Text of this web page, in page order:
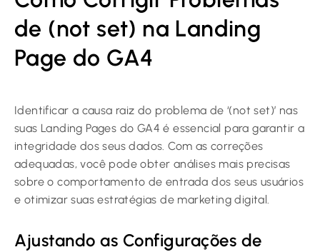
de (not set) na Landing
Page do GA4
Identificar a causa raiz do problema de ‘(not set)’ nas
suas Landing Pages do GA4 é essencial para garantir a
integridade dos seus dados. Com as correções
adequadas, você pode obter análises mais precisas
sobre o comportamento de entrada dos seus usuários
e otimizar suas estratégias de marketing digital.
Ajustando as Configurações de